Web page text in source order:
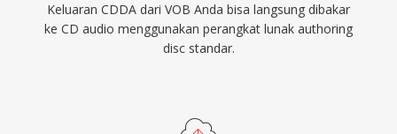
Keluaran CDDA dari VOB Anda bisa langsung dibakar
ke CD audio menggunakan perangkat lunak authoring
disc standar.